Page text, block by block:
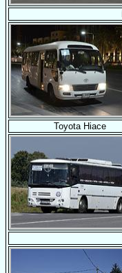
Toyota Hiace